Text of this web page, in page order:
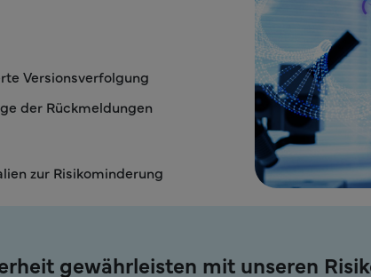
Versionsverfolgung
der Rückmeldungen
zur Risikominderung
gewährleisten mit unseren